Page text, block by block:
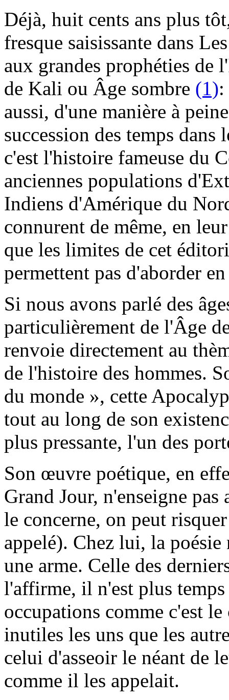
Déjà, huit cents ans plus
fresque saisissante dans
aux grandes prophéties de
de Kali ou Âge sombre (1)
aussi, d'une manière à
succession des temps
c'est l'histoire fameuse du
anciennes populations
Indiens d'Amérique du
connurent de même, en
que les limites de cet
permettent pas d'aborder
Si nous avons parlé des
particulièrement de l'Âge
renvoie directement au
de l'histoire des hommes.
du monde », cette
tout au long de son
plus pressante, l'un des
Son œuvre poétique, en
Grand Jour, n'enseigne
le concerne, on peut
appelé). Chez lui, la
une arme. Celle des
l'affirme, il n'est plus temps
occupations comme c'est
inutiles les uns que les
celui d'asseoir le néant de
comme il les appelait.